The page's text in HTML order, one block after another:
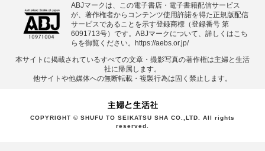
ABJマークは、この電子書店・電子書籍配信サービス
が、著作権者からコンテンツ使用許諾を得た正規版配信
サービスであることを示す登録商標（登録番号 第
6091713号）です。ABJマークについて、詳しくはこち
らを御覧ください。 https://aebs.or.jp/
本サイトに掲載されているすべての⽂章・撮影写真の著作権は主婦と⽣活
社に帰属します。
他サイトや他媒体への無断転載・複製⾏為は固く禁⽌します。
COPYRIGHT © SHUFU TO SEIKATSU SHA CO.,LTD. All rights
reserved.